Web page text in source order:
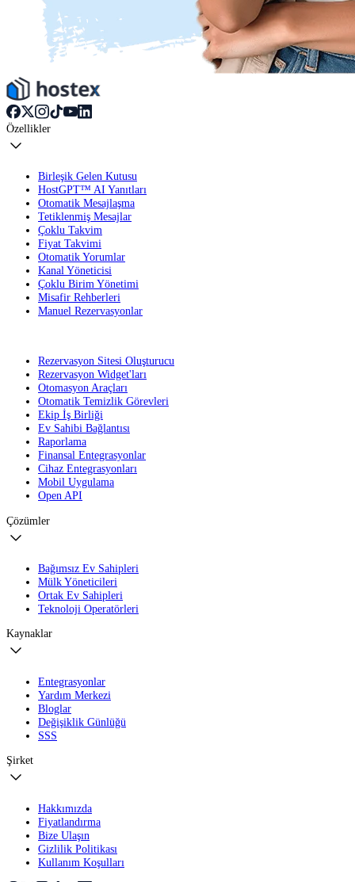
Özellikler
Birleşik Gelen Kutusu
HostGPT™ AI Yanıtları
Otomatik Mesajlaşma
Tetiklenmiş Mesajlar
Çoklu Takvim
Fiyat Takvimi
Otomatik Yorumlar
Kanal Yöneticisi
Çoklu Birim Yönetimi
Misafir Rehberleri
Manuel Rezervasyonlar
Rezervasyon Sitesi Oluşturucu
Rezervasyon Widget'ları
Otomasyon Araçları
Otomatik Temizlik Görevleri
Ekip İş Birliği
Ev Sahibi Bağlantısı
Raporlama
Finansal Entegrasyonlar
Cihaz Entegrasyonları
Mobil Uygulama
Open API
Çözümler
Bağımsız Ev Sahipleri
Mülk Yöneticileri
Ortak Ev Sahipleri
Teknoloji Operatörleri
Kaynaklar
Entegrasyonlar
Yardım Merkezi
Bloglar
Değişiklik Günlüğü
SSS
Şirket
Hakkımızda
Fiyatlandırma
Bize Ulaşın
Gizlilik Politikası
Kullanım Koşulları